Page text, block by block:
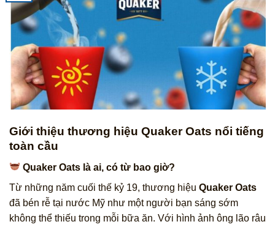
Giới thiệu thương hiệu Quaker Oats nổi tiếng
toàn cầu
Quaker Oats là ai, có từ bao giờ?
Từ những năm cuối thế kỷ 19, thương hiệu Quaker Oats
đã bén rễ tại nước Mỹ như một người bạn sáng sớm
không thể thiếu trong mỗi bữa ăn. Với hình ảnh ông lão râu